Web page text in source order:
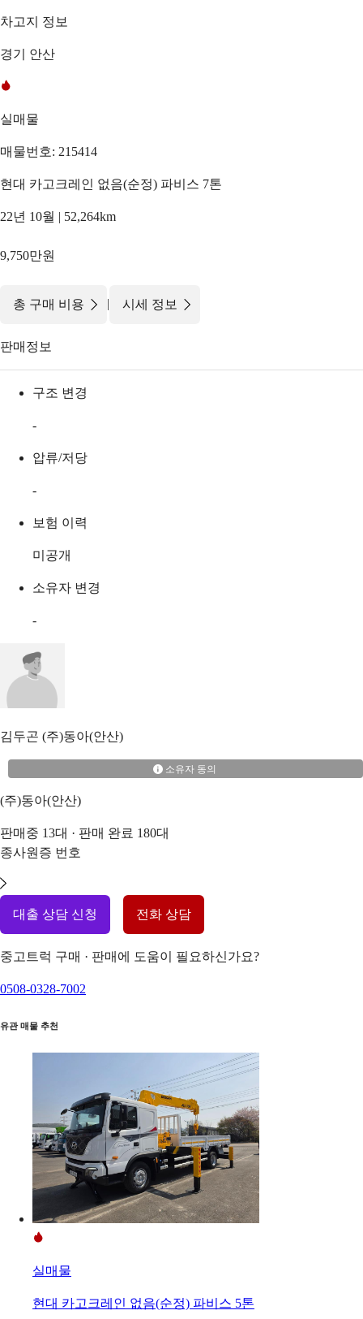
차고지 정보
경기 안산
실매물
매물번호: 215414
현대 카고크레인 없음(순정) 파비스 7톤
22년 10월 | 52,264km
9,750만원
총 구매 비용 | 시세 정보
판매정보
구조 변경
-
압류/저당
-
보험 이력
미공개
소유자 변경
-
김두곤 (주)동아(안산)
소유자 동의
(주)동아(안산)
판매중 13대 · 판매 완료 180대
종사원증 번호
대출 상담 신청 전화 상담
중고트럭 구매 · 판매에 도움이 필요하신가요?
0508-0328-7002
유관 매물 추천
실매물
현대 카고크레인 없음(순정) 파비스 5톤